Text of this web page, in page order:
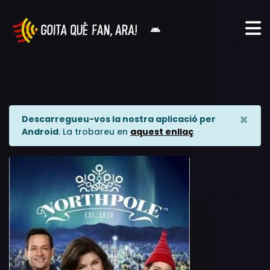
Descarregueu-vos la nostra aplicació per
Android. La trobareu en aquest enllaç
×